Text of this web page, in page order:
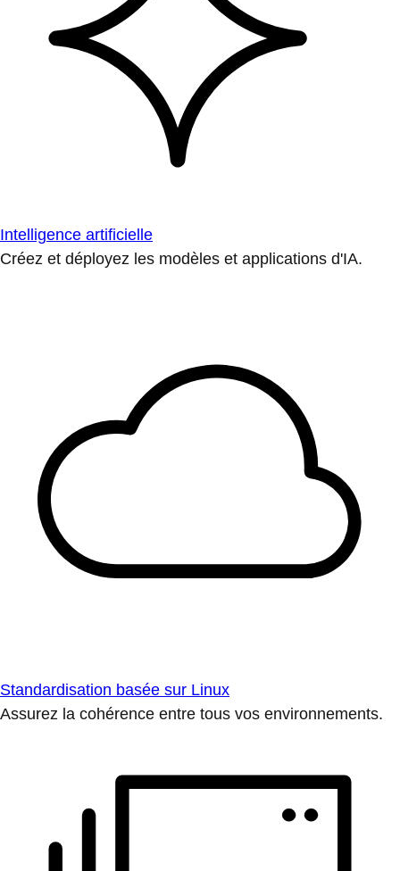
Intelligence artificielle
Créez et déployez les modèles et applications d'IA.
Standardisation basée sur Linux
Assurez la cohérence entre tous vos environnements.